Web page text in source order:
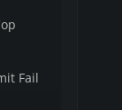
Fail